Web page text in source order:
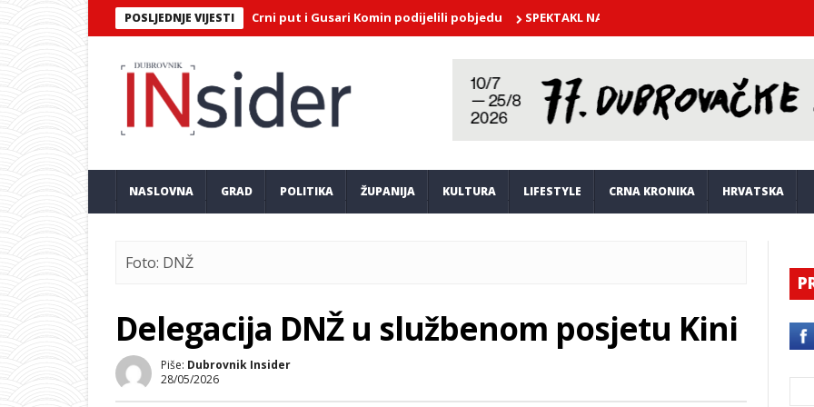
POSLJEDNJE VIJESTI
završnica Maratona lađa: Crni put i Gusari Komin podijelili pobjedu SPEKTAKL NA NERETVI! Plenković se susreo s
NASLOVNA GRAD POLITIKA ŽUPANIJA KULTURA LIFESTYLE CRNA KRONIKA HRVATSKA
Foto: DNŽ
Delegacija DNŽ u službenom posjetu Kini
Piše: Dubrovnik Insider
28/05/2026